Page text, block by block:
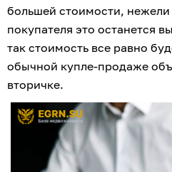
большей стоимости,
покупателя это останется
так стоимость все равно
обычной купле-продаже
вторичке.